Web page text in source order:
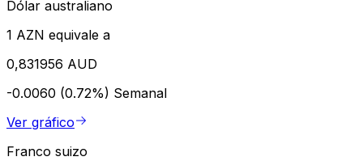
Dólar australiano
1 AZN equivale a
0,831956 AUD
-0.0060 (0.72%) Semanal
Ver gráfico
Franco suizo